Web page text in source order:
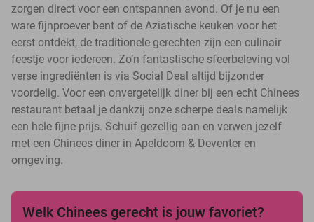
zorgen direct voor een ontspannen avond. Of je nu een
ware fijnproever bent of de Aziatische keuken voor het
eerst ontdekt, de traditionele gerechten zijn een culinair
feestje voor iedereen. Zo’n fantastische sfeerbeleving vol
verse ingrediënten is via Social Deal altijd bijzonder
voordelig. Voor een onvergetelijk diner bij een echt Chinees
restaurant betaal je dankzij onze scherpe deals namelijk
een hele fijne prijs. Schuif gezellig aan en verwen jezelf
met een Chinees diner in Apeldoorn & Deventer en
omgeving.
Welk Chinees gerecht is jouw favoriet?